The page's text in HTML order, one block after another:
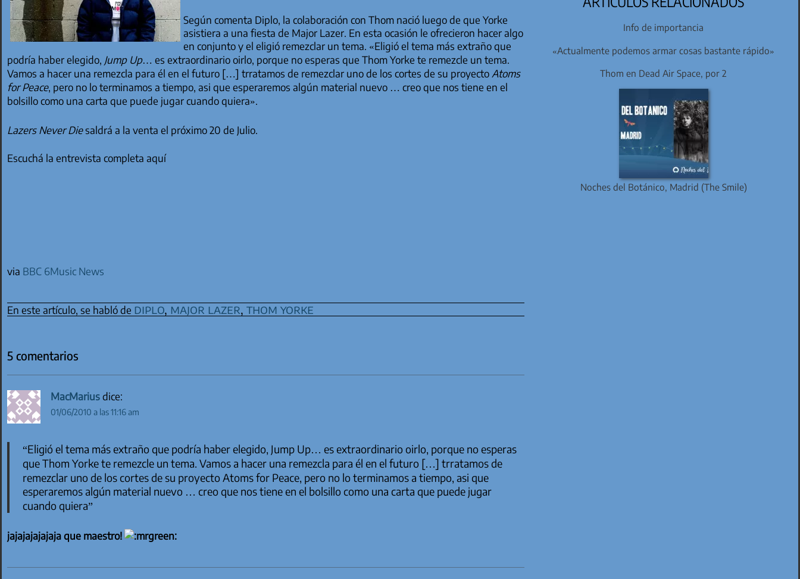
Según comenta Diplo, la colaboración con Thom nació luego de que Yorke
asistiera a una fiesta de Major Lazer. En esta ocasión le ofrecieron hacer algo
en conjunto y el eligió remezclar un tema. «Eligió el tema más extraño que
podría haber elegido, Jump Up… es extraordinario oirlo, porque no esperas que Thom Yorke te remezcle un tema.
Vamos a hacer una remezcla para él en el futuro […] trratamos de remezclar uno de los cortes de su proyectoAtoms
for Peace, pero no lo terminamos a tiempo, asi que esperaremos algún material nuevo … creo que nos tiene en el
bolsillo como una carta que puede jugar cuando quiera».
Lazers Never Diesaldrá a la venta el próximo 20 de Julio.
Escuchá la entrevista completa aquí
via BBC 6Music News
En este artículo, se habló de diplo, major lazer, thom yorke
Info de importancia
«Actualmente podemos armar cosas bastante rápido»
Thom en Dead Air Space, por 2
Noches del Botánico, Madrid (The Smile)
5 comentarios
MacMariusdice:
01/06/2010 a las 11:16 am
“Eligió el tema más extraño que podría haber elegido, Jump Up… es extraordinario oirlo, porque no esperas
que Thom Yorke te remezcle un tema. Vamos a hacer una remezcla para él en el futuro […] trratamos de
remezclar uno de los cortes de su proyecto Atoms for Peace, pero no lo terminamos a tiempo, asi que
esperaremos algún material nuevo … creo que nos tiene en el bolsillo como una carta que puede jugar
cuando quiera”
jajajajajajaja que maestro!